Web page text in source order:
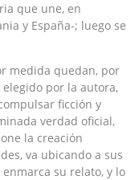
que une, en
y España-; luego se
medida quedan, por
por la autora,
ficción y
verdad oficial,
la creación
va ubicando a sus
su relato, y lo